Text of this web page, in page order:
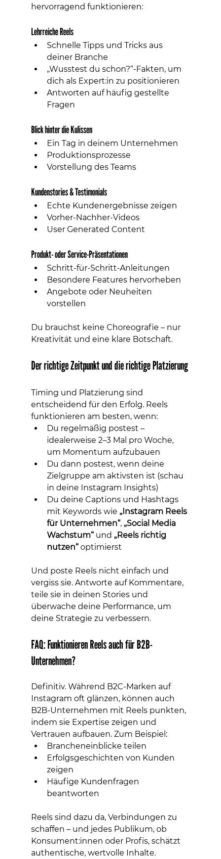
hervorragend funktionieren:
Lehrreiche Reels
Schnelle Tipps und Tricks aus
deiner Branche
„Wusstest du schon?“-Fakten, um
dich als Expert:in zu positionieren
Antworten auf häufig gestellte
Fragen
Blick hinter die Kulissen
Ein Tag in deinem Unternehmen
Produktionsprozesse
Vorstellung des Teams
Kundenstories & Testimonials
Echte Kundenergebnisse zeigen
Vorher-Nachher-Videos
User Generated Content
Produkt- oder Service-Präsentationen
Schritt-für-Schritt-Anleitungen
Besondere Features hervorheben
Angebote oder Neuheiten
vorstellen
Du brauchst keine Choreografie – nur
Kreativität und eine klare Botschaft.
Der richtige Zeitpunkt und die richtige Platzierung
Timing und Platzierung sind
entscheidend für den Erfolg. Reels
funktionieren am besten, wenn:
Du regelmäßig postest –
idealerweise 2–3 Mal pro Woche,
um Momentum aufzubauen
Du dann postest, wenn deine
Zielgruppe am aktivsten ist (schau
in deine Instagram Insights)
Du deine Captions und Hashtags
mit Keywords wie „Instagram Reels
für Unternehmen“, „Social Media
Wachstum“ und „Reels richtig
nutzen“ optimierst
Und poste Reels nicht einfach und
vergiss sie. Antworte auf Kommentare,
teile sie in deinen Stories und
überwache deine Performance, um
deine Strategie zu verbessern.
FAQ: Funktionieren Reels auch für B2B-
Unternehmen?
Definitiv. Während B2C-Marken auf
Instagram oft glänzen, können auch
B2B-Unternehmen mit Reels punkten,
indem sie Expertise zeigen und
Vertrauen aufbauen. Zum Beispiel:
Brancheneinblicke teilen
Erfolgsgeschichten von Kunden
zeigen
Häufige Kundenfragen
beantworten
Reels sind dazu da, Verbindungen zu
schaffen – und jedes Publikum, ob
Konsument:innen oder Profis, schätzt
authentische, wertvolle Inhalte.